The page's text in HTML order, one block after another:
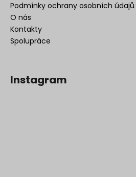
Podmínky ochrany osobních údajů
O nás
Kontakty
Spolupráce
Instagram